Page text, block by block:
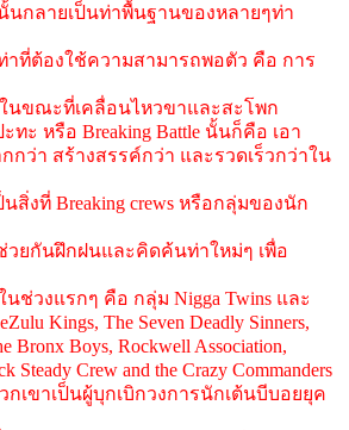
นั้นกลายเป็นท่าพื้นฐานของหลายๆท่า
าที่ต้องใช้ความสามารถพอตัว คือ การ
นขณะที่เคลื่อนไหวขาและสะโพก
ทะ หรือ Breaking Battle นั้นก็คือ เอา
ว่า สร้างสรรค์กว่า และรวดเร็วกว่าใน
นสิ่งที่ Breaking crews หรือกลุ่มของนัก
วยกันฝึกฝนและคิดค้นท่าใหม่ๆ เพื่อ
ช่วงแรกๆ คือ กลุ่ม Nigga Twins และ
Kings, The Seven Deadly Sinners,
Bronx Boys, Rockwell Association,
Steady Crew and the Crazy Commanders
วกเขาเป็นผู้บุกเบิกวงการนักเต้นบีบอยยุค